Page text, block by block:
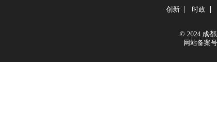
创新 时政
© 2024 成都
网站备案